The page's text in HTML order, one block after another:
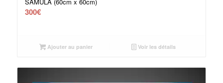
SAMULA (60cm x 60cm)
300€
Ajouter au panier Voir les détails